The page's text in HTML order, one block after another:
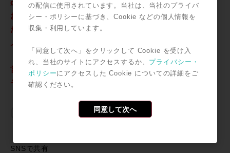
digidesign Controllerの比較表もご覧下さい>>
お見積もり、ご相談は、下記お問い合わせフォーム、ま
たは お電話（03-3477-1776）／FAX（03-3744-1255）
メール
営業担当：岡田、梓澤、伊藤、前田までお気軽にどう
ぞ。
SNSで共有
の配信に使用されています。当社は、当社のプライバ
シー・ポリシーに基づき、Cookie などの個人情報を
収集・利用しています。
「同意して次へ」をクリックして Cookie を受け入
れ、当社のサイトにアクセスするか、 プライバシー・
ポリシーにアクセスした Cookie についての詳細をご
確認ください。
同意して次へ